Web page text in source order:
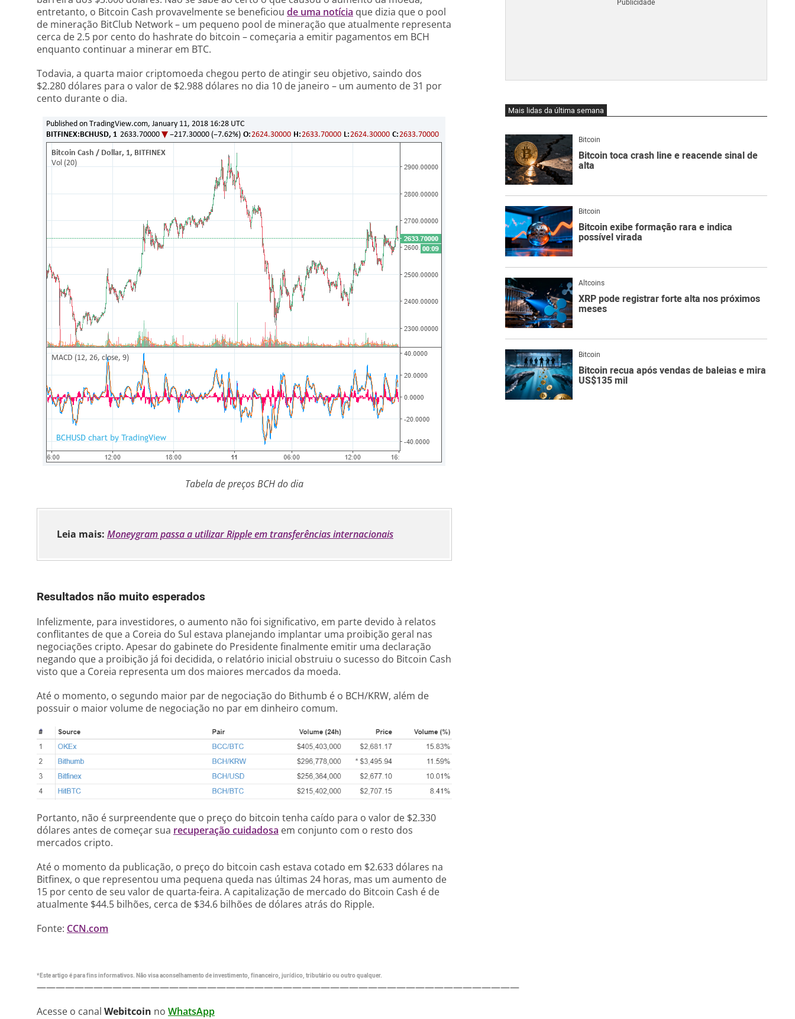
entretanto, o Bitcoin Cash provavelmente se beneficiou de uma notícia que dizia que o pool
de mineração BitClub Network – um pequeno pool de mineração que atualmente representa
cerca de 2.5 por cento do hashrate do bitcoin – começaria a emitir pagamentos em BCH
enquanto continuar a minerar em BTC.
Todavia, a quarta maior criptomoeda chegou perto de atingir seu objetivo, saindo dos
$2.280 dólares para o valor de $2.988 dólares no dia 10 de janeiro – um aumento de 31 por
cento durante o dia.
Tabela de preços BCH do dia
Leia mais: Moneygram passa a utilizar Ripple em transferências internacionais
Resultados não muito esperados
Infelizmente, para investidores, o aumento não foi significativo, em parte devido à relatos
conflitantes de que a Coreia do Sul estava planejando implantar uma proibição geral nas
negociações cripto. Apesar do gabinete do Presidente finalmente emitir uma declaração
negando que a proibição já foi decidida, o relatório inicial obstruiu o sucesso do Bitcoin Cash
visto que a Coreia representa um dos maiores mercados da moeda.
Até o momento, o segundo maior par de negociação do Bithumb é o BCH/KRW, além de
possuir o maior volume de negociação no par em dinheiro comum.
Portanto, não é surpreendente que o preço do bitcoin tenha caído para o valor de $2.330
dólares antes de começar sua recuperação cuidadosa em conjunto com o resto dos
mercados cripto.
Até o momento da publicação, o preço do bitcoin cash estava cotado em $2.633 dólares na
Bitfinex, o que representou uma pequena queda nas últimas 24 horas, mas um aumento de
15 por cento de seu valor de quarta-feira. A capitalização de mercado do Bitcoin Cash é de
atualmente $44.5 bilhões, cerca de $34.6 bilhões de dólares atrás do Ripple.
Fonte: CCN.com
*Este artigo é para fins informativos. Não visa aconselhamento de investimento, financeiro, jurídico, tributário ou outro qualquer.
———————————————————————————————————————————————————
Acesse o canal Webitcoin no WhatsApp
Mais lidas da última semana
Bitcoin
Bitcoin toca crash line e reacende sinal de
alta
Bitcoin
Bitcoin exibe formação rara e indica
possível virada
Altcoins
XRP pode registrar forte alta nos próximos
meses
Bitcoin
Bitcoin recua após vendas de baleias e mira
US$135 mil